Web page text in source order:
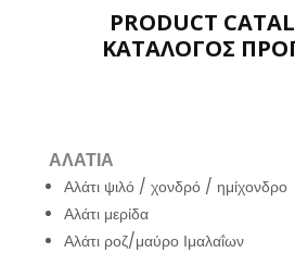
PRODUCT
ΚΑΤΑΛΟΓΟΣ
ΑΛΑΤΙΑ
Αλάτι ψιλό / χονδρό / ημίχονδρο
Αλάτι μερίδα
Αλάτι ροζ/μαύρο Ιμαλαΐων